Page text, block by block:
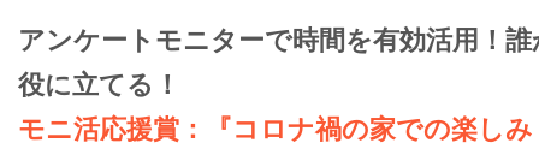
アンケートモニターで時間を有効活用！
役に立てる！
モニ活応援賞：『コロナ禍の家での楽し